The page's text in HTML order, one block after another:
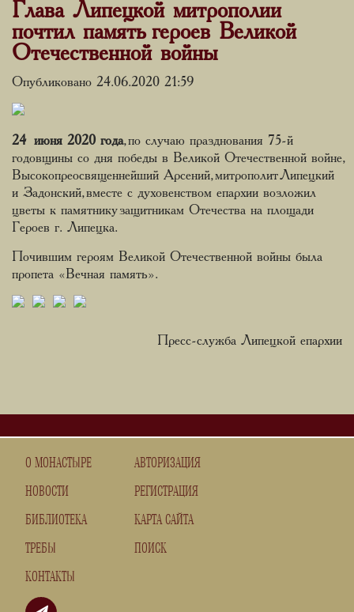
Глава Липецкой митрополии
почтил память героев Великой
Отечественной войны
Опубликовано 24.06.2020 21:59
24 июня 2020 года, по случаю празднования 75-й
годовщины со дня победы в Великой Отечественной войне,
Высокопреосвященнейший Арсений, митрополит Липецкий
и Задонский, вместе с духовенством епархии возложил
цветы к памятнику защитникам Отечества на площади
Героев г. Липецка.
Почившим героям Великой Отечественной войны была
пропета «Вечная память».
Пресс-служба Липецкой епархии
О МОНАСТЫРЕ
НОВОСТИ
БИБЛИОТЕКА
ТРЕБЫ
КОНТАКТЫ
АВТОРИЗАЦИЯ
РЕГИСТРАЦИЯ
КАРТА САЙТА
ПОИСК